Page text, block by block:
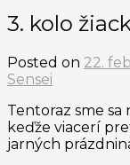
3. kolo
Posted on 22.
Sensei
Tentoraz sme sa
keďže viacerí
jarných